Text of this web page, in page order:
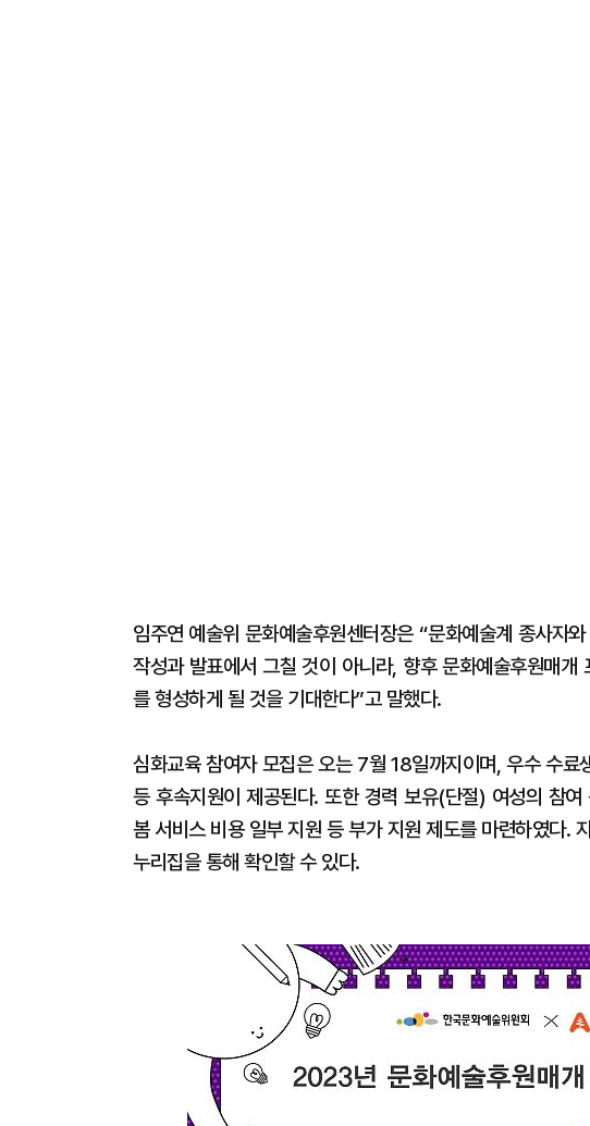
임주연 예술위 문화예술후원센터장은 “문화예술계 종사자
작성과 발표에서 그칠 것이 아니라, 향후 문화예술후원매개
를 형성하게 될 것을 기대한다”고 말했다.
심화교육 참여자 모집은 오는 7월 18일까지이며, 우수 수료
등 후속지원이 제공된다. 또한 경력 보유(단절) 여성의 참
봄 서비스 비용 일부 지원 등 부가 지원 제도를 마련하였다.
누리집을 통해 확인할 수 있다.